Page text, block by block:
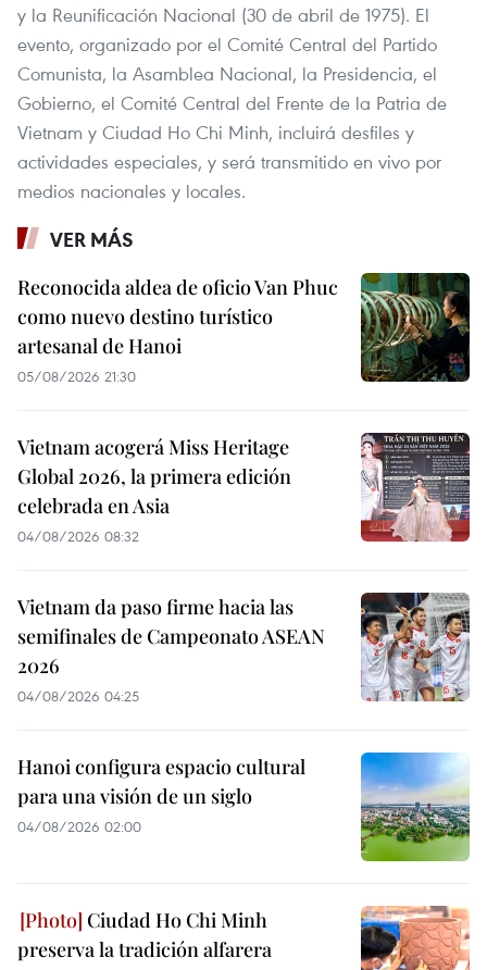
y la Reunificación Nacional (30 de abril de 1975). El
evento, organizado por el Comité Central del Partido
Comunista, la Asamblea Nacional, la Presidencia, el
Gobierno, el Comité Central del Frente de la Patria de
Vietnam y Ciudad Ho Chi Minh, incluirá desfiles y
actividades especiales, y será transmitido en vivo por
medios nacionales y locales.
VER MÁS
Reconocida aldea de oficio Van Phuc
como nuevo destino turístico
artesanal de Hanoi
05/08/2026 21:30
Vietnam acogerá Miss Heritage
Global 2026, la primera edición
celebrada en Asia
04/08/2026 08:32
Vietnam da paso firme hacia las
semifinales de Campeonato ASEAN
2026
04/08/2026 04:25
Hanoi configura espacio cultural
para una visión de un siglo
04/08/2026 02:00
Ciudad Ho Chi Minh
preserva la tradición alfarera